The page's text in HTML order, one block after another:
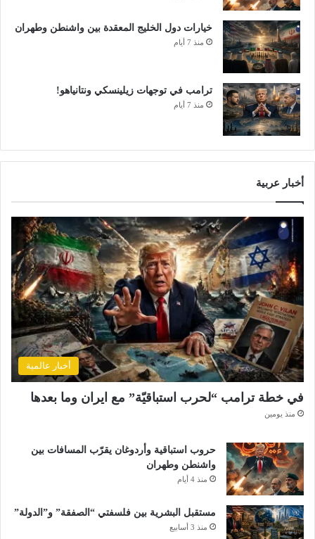
خيارات دول الخليج المعقدة بين واشنطن وطهران
منذ 7 أيام
ترامب في توجهات زيلينسكي ونتانياهو!
منذ 7 أيام
أخبار عربية
أخبار عالمية
في خطة ترامب “لحرب استباقيّة” مع ايران وما بعدها
منذ يومين
حروب استباقية وأردوغان يقرّب المسافات بين
واشنطن وطهران
منذ 4 أيام
مستقبل البشرية بين فلسفتي “الصفقة” و”الدولة”
منذ 3 أسابيع